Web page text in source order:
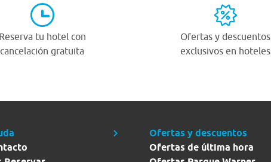
Reserva tu hotel con
cancelación gratuita
Ofertas y descuentos
exclusivos en hoteles
Ofertas y descuentos
Ofertas de última hora